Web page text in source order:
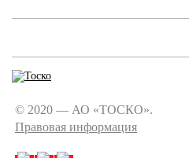
© 2020 — АО «ТОСКО».
Правовая информация